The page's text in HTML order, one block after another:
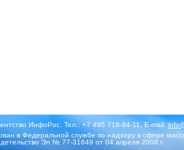
ИнфоРос. Тел.: +7 495 718-84-11, E-mail:
в Федеральной службе по надзору в сфере
Эл № 77-31649 от 04 апреля 2008 г.